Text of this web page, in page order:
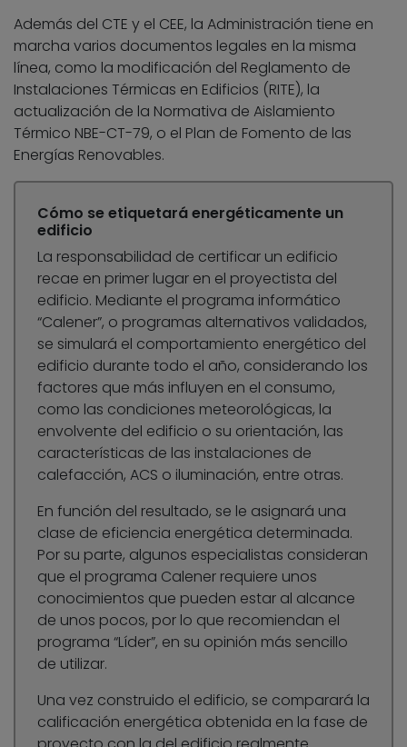
Además del CTE y el CEE, la Administración tiene en
marcha varios documentos legales en la misma
línea, como la modificación del Reglamento de
Instalaciones Térmicas en Edificios (RITE), la
actualización de la Normativa de Aislamiento
Térmico NBE-CT-79, o el Plan de Fomento de las
Energías Renovables.
Cómo se etiquetará energéticamente un
edificio
La responsabilidad de certificar un edificio
recae en primer lugar en el proyectista del
edificio. Mediante el programa informático
“Calener”, o programas alternativos validados,
se simulará el comportamiento energético del
edificio durante todo el año, considerando los
factores que más influyen en el consumo,
como las condiciones meteorológicas, la
envolvente del edificio o su orientación, las
características de las instalaciones de
calefacción, ACS o iluminación, entre otras.
En función del resultado, se le asignará una
clase de eficiencia energética determinada.
Por su parte, algunos especialistas consideran
que el programa Calener requiere unos
conocimientos que pueden estar al alcance
de unos pocos, por lo que recomiendan el
programa “Líder”, en su opinión más sencillo
de utilizar.
Una vez construido el edificio, se comparará la
calificación energética obtenida en la fase de